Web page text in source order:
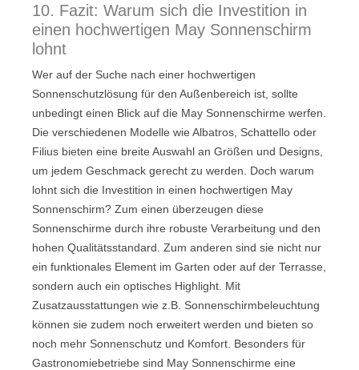
10. Fazit: Warum sich die Investition in
einen hochwertigen May Sonnenschirm
lohnt
Wer auf der Suche nach einer hochwertigen
Sonnenschutzlösung für den Außenbereich ist, sollte
unbedingt einen Blick auf die May Sonnenschirme werfen.
Die verschiedenen Modelle wie Albatros, Schattello oder
Filius bieten eine breite Auswahl an Größen und Designs,
um jedem Geschmack gerecht zu werden. Doch warum
lohnt sich die Investition in einen hochwertigen May
Sonnenschirm? Zum einen überzeugen diese
Sonnenschirme durch ihre robuste Verarbeitung und den
hohen Qualitätsstandard. Zum anderen sind sie nicht nur
ein funktionales Element im Garten oder auf der Terrasse,
sondern auch ein optisches Highlight. Mit
Zusatzausstattungen wie z.B. Sonnenschirmbeleuchtung
können sie zudem noch erweitert werden und bieten so
noch mehr Sonnenschutz und Komfort. Besonders für
Gastronomiebetriebe sind May Sonnenschirme eine